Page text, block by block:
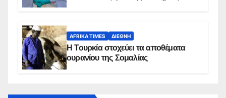
AFRIKA TIMES ΔΙΕΘΝΉ
Η Τουρκία στοχεύει τα αποθέματα
ουρανίου της Σομαλίας